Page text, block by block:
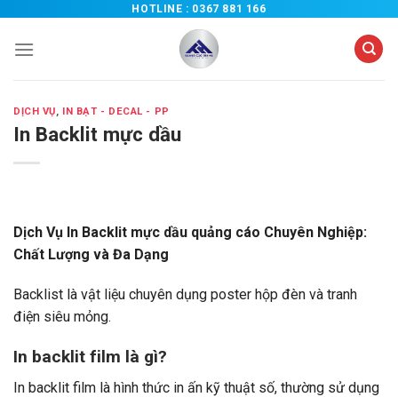
nội
HOTLINE : 0367 881 166
DỊCH VỤ, IN BẠT - DECAL - PP
In Backlit mực dầu
Dịch Vụ In Backlit mực dầu quảng cáo Chuyên Nghiệp:
Chất Lượng và Đa Dạng
Backlist là vật liệu chuyên dụng poster hộp đèn và tranh
điện siêu mỏng.
In backlit film là gì?
In backlit film là hình thức in ấn kỹ thuật số, thường sử dụng